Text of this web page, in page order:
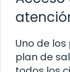
Uno de
plan de